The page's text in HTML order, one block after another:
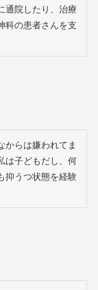
通院したり、治療
科の患者さんを支
からは嫌われてま
は子どもだし、何
抑うつ状態を経験